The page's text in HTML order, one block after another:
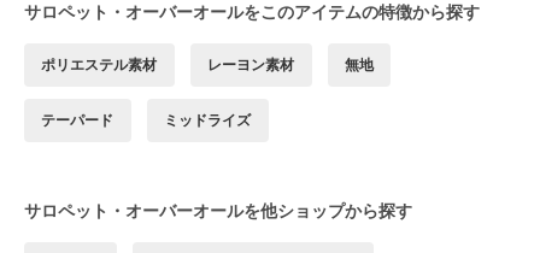
サロペット・オーバーオールをこのアイテムの特徴から探す
ポリエステル素材 レーヨン素材 無地
テーパード ミッドライズ
サロペット・オーバーオールを他ショップから探す